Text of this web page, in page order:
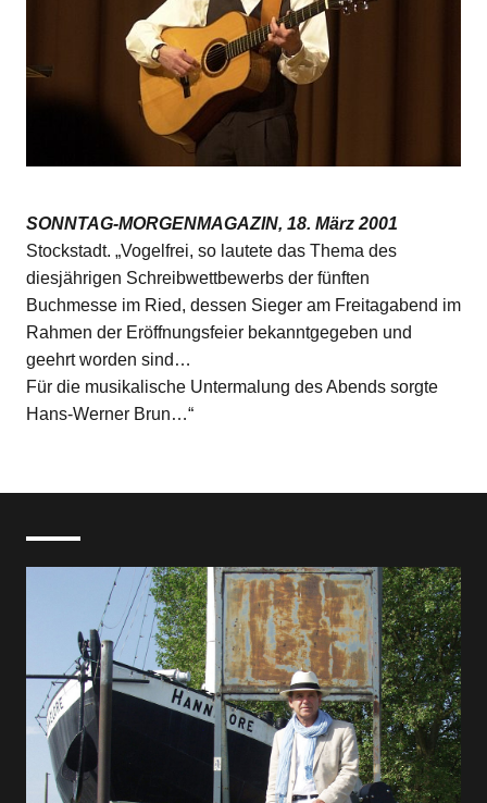
SONNTAG-MORGENMAGAZIN, 18. März 2001
Stockstadt. „Vogelfrei, so lautete das Thema des
diesjährigen Schreibwettbewerbs der fünften
Buchmesse im Ried, dessen Sieger am Freitagabend im
Rahmen der Eröffnungsfeier bekanntgegeben und
geehrt worden sind…
Für die musikalische Untermalung des Abends sorgte
Hans-Werner Brun…“